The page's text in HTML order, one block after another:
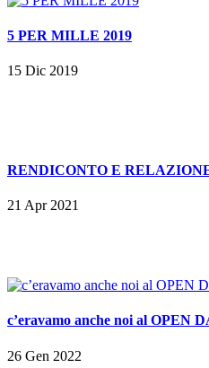
5 PER MILLE 2019
15 Dic 2019
RENDICONTO E
21 Apr 2021
c’eravamo anche noi al OPEN
26 Gen 2022